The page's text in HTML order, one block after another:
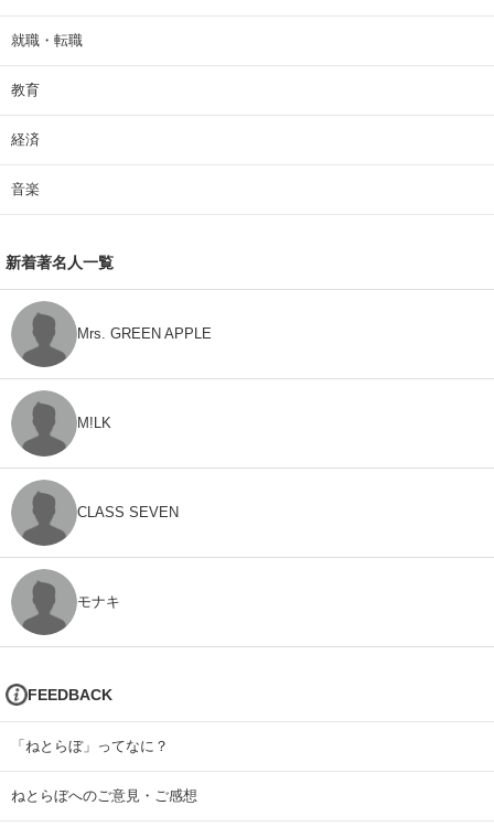
就職・転職
教育
経済
音楽
新着著名人一覧
Mrs. GREEN APPLE
M!LK
CLASS SEVEN
モナキ
FEEDBACK
「ねとらぼ」ってなに？
ねとらぼへのご意見・ご感想